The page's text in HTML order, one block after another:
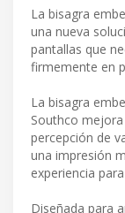
La bisagra
una nueva
pantallas que
firmemente en
La bisagra
Southco
percepción de
una impresión
experiencia
Diseñada para